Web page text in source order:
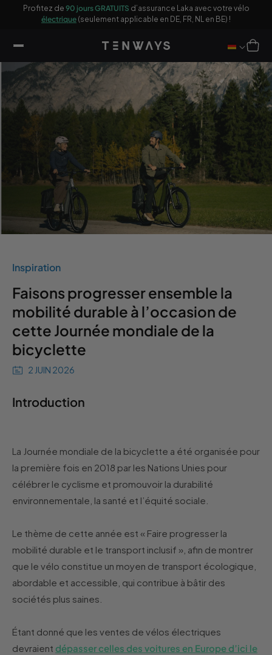
Profitez de 90 jours GRATUITS d’assurance Laka avec votre vélo
électrique (seulement applicable en DE, FR, NL en BE) !
Panier
Inspiration
Faisons progresser ensemble la
mobilité durable à l’occasion de
cette Journée mondiale de la
bicyclette
2 JUIN 2026
Introduction
La Journée mondiale de la bicyclette a été organisée pour
la première fois en 2018 par les Nations Unies pour
célébrer le cyclisme et promouvoir la durabilité
environnementale, la santé et l’équité sociale.
Le thème de cette année est « Faire progresser la
mobilité durable et le transport inclusif », afin de montrer
que le vélo constitue un moyen de transport écologique,
abordable et accessible, qui contribue à bâtir des
sociétés plus saines.
Étant donné que les ventes de vélos électriques
devraient dépasser celles des voitures en Europe d’ici le